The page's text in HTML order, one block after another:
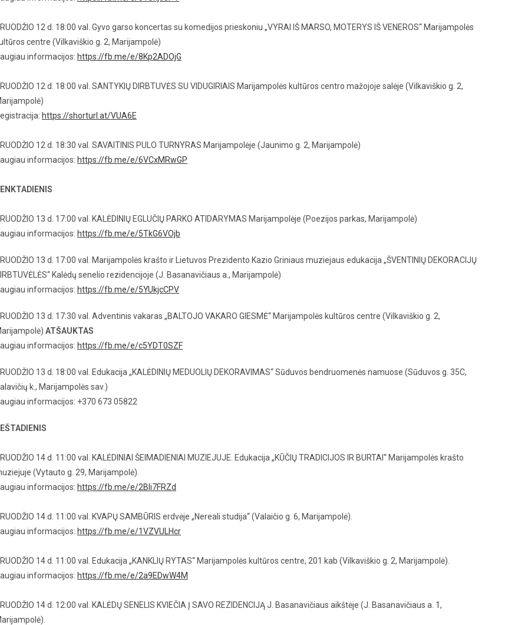
12 d. 18:00 val. Gyvo garso koncertas su komedijos prieskoniu „VYRAI IŠ MARSO, MOTERYS IŠ VENEROS“ Marijampolės
centre (Vilkaviškio g. 2, Marijampolė)
informacijos: https://fb.me/e/8Kp2ADOjG
12 d. 18:00 val. SANTYKIŲ DIRBTUVĖS SU VIDUGIRIAIS Marijampolės kultūros centro mažojoje salėje (Vilkaviškio g. 2,
https://shorturl.at/VUA6E
12 d. 18:30 val. SAVAITINIS PULO TURNYRAS Marijampolėje (Jaunimo g. 2, Marijampolė)
informacijos: https://fb.me/e/6VCxMRwGP
13 d. 17:00 val. KALĖDINIŲ EGLUČIŲ PARKO ATIDARYMAS Marijampolėje (Poezijos parkas, Marijampolė)
informacijos: https://fb.me/e/5TkG6VOjb
13 d. 17:00 val. Marijampolės krašto ir Lietuvos Prezidento Kazio Griniaus muziejaus edukacija „ŠVENTINIŲ DEKORACIJŲ
Kalėdų senelio rezidencijoje (J. Basanavičiaus a., Marijampolė)
informacijos: https://fb.me/e/5YUkjcCPV
13 d. 17:30 val. Adventinis vakaras „BALTOJO VAKARO GIESMĖ“ Marijampolės kultūros centre (Vilkaviškio g. 2,
ATŠAUKTAS
informacijos: https://fb.me/e/c5YDT0SZF
13 d. 18:00 val. Edukacija „KALĖDINIŲ MEDUOLIŲ DEKORAVIMAS“ Sūduvos bendruomenės namuose (Sūduvos g. 35C,
k., Marijampolės sav.)
informacijos: +370 673 05822
14 d. 11:00 val. KALĖDINIAI ŠEIMADIENIAI MUZIEJUJE. Edukacija „KŪČIŲ TRADICIJOS IR BURTAI“ Marijampolės krašto
(Vytauto g. 29, Marijampolė).
informacijos: https://fb.me/e/2BIi7FRZd
14 d. 11:00 val. KVAPŲ SAMBŪRIS erdvėje „Nereali studija“ (Valaičio g. 6, Marijampolė).
informacijos: https://fb.me/e/1VZVULHcr
14 d. 11:00 val. Edukacija „KANKLIŲ RYTAS“ Marijampolės kultūros centre, 201 kab (Vilkaviškio g. 2, Marijampolė).
informacijos: https://fb.me/e/2a9EDwW4M
14 d. 12:00 val. KALĖDŲ SENELIS KVIEČIA Į SAVO REZIDENCIJĄ J. Basanavičiaus aikštėje (J. Basanavičiaus a. 1,